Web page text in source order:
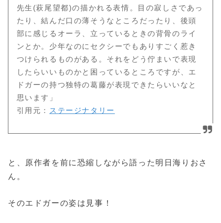
先生(萩尾望都)の描かれる表情。目の寂しさであっ
たり、結んだ口の薄そうなところだったり、後頭
部に感じるオーラ、立っているときの背骨のライ
ンとか。少年なのにセクシーでもありすごく惹き
つけられるものがある。それをどう佇まいで表現
したらいいものかと困っているところですが、エ
ドガーの持つ独特の葛藤が表現できたらいいなと
思います」
引用元： ステージナタリー
と、原作者を前に恐縮しながら語った明日海りおさ
ん。
そのエドガーの姿は見事！